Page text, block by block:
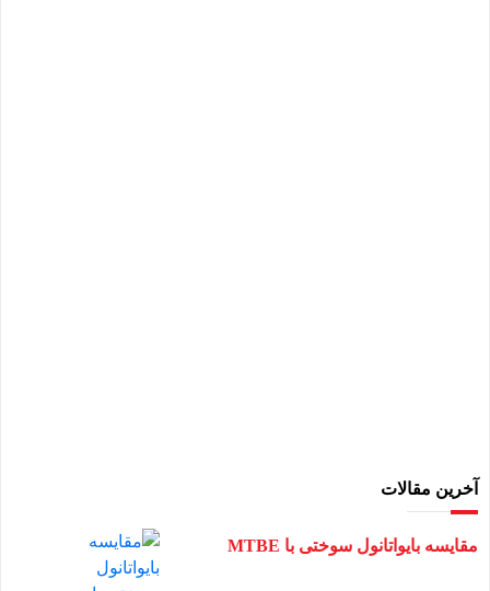
آخرین مقالات
مقایسه بایواتانول سوختی با MTBE